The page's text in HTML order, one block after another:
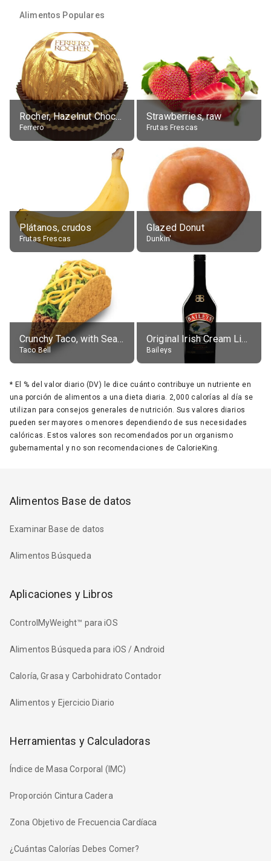
Alimentos Populares
Rocher, Hazelnut Chocolate Ball
Ferrero
Strawberries, raw
Frutas Frescas
Plátanos, crudos
Frutas Frescas
Glazed Donut
Dunkin'
Crunchy Taco, with Seasoned Beef
Taco Bell
Original Irish Cream Liqueur (17% alc.)
Baileys
* El % del valor diario (DV) le dice cuánto contribuye un nutriente en
una porción de alimentos a una dieta diaria. 2,000 calorías al día se
utilizan para consejos generales de nutrición. Sus valores diarios
pueden ser mayores o menores dependiendo de sus necesidades
calóricas. Estos valores son recomendados por un organismo
gubernamental y no son recomendaciones de CalorieKing.
Alimentos Base de datos
Examinar Base de datos
Alimentos Búsqueda
Aplicaciones y Libros
ControlMyWeight™ para iOS
Alimentos Búsqueda para iOS / Android
Caloría, Grasa y Carbohidrato Contador
Alimentos y Ejercicio Diario
Herramientas y Calculadoras
Índice de Masa Corporal (IMC)
Proporción Cintura Cadera
Zona Objetivo de Frecuencia Cardíaca
¿Cuántas Calorías Debes Comer?